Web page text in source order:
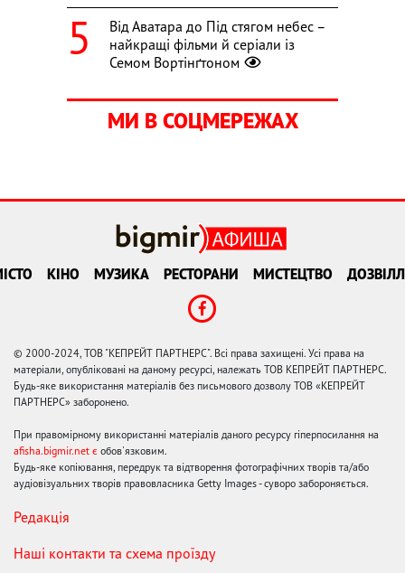
Від Аватара до Під стягом небес –
найкращі фільми й серіали із
Семом Вортінґтоном
МИ В СОЦМЕРЕЖАХ
КІНО МУЗИКА РЕСТОРАНИ МИСТЕЦТВО
© 2000-2024, ТОВ "КЕПРЕЙТ ПАРТНЕРС". Всі права захищені. Усі права на
матеріали, опубліковані на даному ресурсі, належать ТОВ КЕПРЕЙТ ПАРТНЕРС.
Будь-яке використання матеріалів без письмового дозволу ТОВ «КЕПРЕЙТ
ПАРТНЕРС» заборонено.
При правомірному використанні матеріалів даного ресурсу гіперпосилання на
afisha.bigmir.net є обов'язковим.
Будь-яке копіювання, передрук та відтворення фотографічних творів та/або
аудіовізуальних творів правовласника Getty Images - суворо забороняється.
Редакція
Наші контакти та схема проїзду